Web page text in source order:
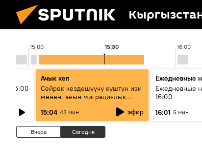
15:00 16:00
15:30
15:00
Ачык кеп
Сейрек кездешүүчү куштун изи
менен: анын миграциялык
жолу эмнеден кабар берет?
15:04 43 мин эфир
Ежедневные
Ежедневные
16:00
16:01 5 мин
Вчера Сегодня